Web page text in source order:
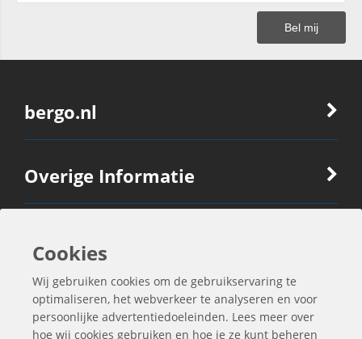
bergo.nl
Overige Informatie
Ook Interessant
Contactgegevens
Cookies
Wij gebruiken cookies om de gebruikservaring te
optimaliseren, het webverkeer te analyseren en voor
persoonlijke advertentiedoeleinden. Lees meer over
hoe wij cookies gebruiken en hoe je ze kunt beheren